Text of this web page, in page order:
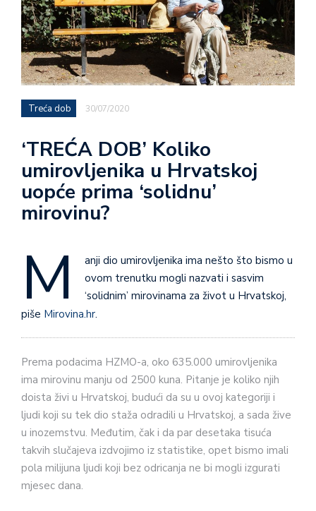
Treća dob 30/07/2020
‘TREĆA DOB’ Koliko
umirovljenika u Hrvatskoj
uopće prima ‘solidnu’
mirovinu?
M
anji dio umirovljenika ima nešto što bismo u
ovom trenutku mogli nazvati i sasvim
‘solidnim’ mirovinama za život u Hrvatskoj,
piše Mirovina.hr.
Prema podacima HZMO-a, oko 635.000 umirovljenika
ima mirovinu manju od 2500 kuna. Pitanje je koliko njih
doista živi u Hrvatskoj, budući da su u ovoj kategoriji i
ljudi koji su tek dio staža odradili u Hrvatskoj, a sada žive
u inozemstvu. Međutim, čak i da par desetaka tisuća
takvih slučajeva izdvojimo iz statistike, opet bismo imali
pola milijuna ljudi koji bez odricanja ne bi mogli izgurati
mjesec dana.